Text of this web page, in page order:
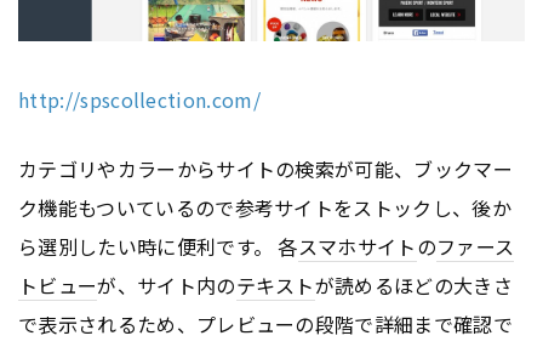
http://spscollection.com/
カテゴリやカラーからサイトの検索が可能、ブックマー
ク機能もついているので参考サイトをストックし、後か
ら選別したい時に便利です。 各スマホサイトのファース
トビューが、サイト内のテキストが読めるほどの大きさ
で表示されるため、プレビューの段階で詳細まで確認で